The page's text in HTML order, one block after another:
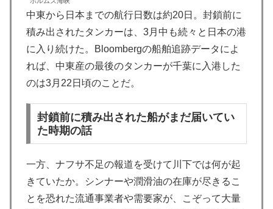
中東から日本までの航行日数は約20日。封鎖前に
積み出されたタンカーは、3月中も続々と日本の港
に入り続けた。Bloombergの船舶追跡データによ
れば、中東産の最後のタンカーが千葉に入港した
のは3月22日頃のことだ。
封鎖前に積み出された船がまだ届いてい
た時期の話
一方、ナフサ不足の報道を受けて川下では何が起
きていたか。シンナーや潤滑油の在庫が尽きるこ
とを恐れた流通事業者や需要家が、こぞって大量